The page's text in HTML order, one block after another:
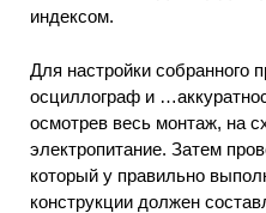
индексом.
Для настройки собранного
осциллограф и
осмотрев весь монтаж, на
электропитание. Затем
который у правильно
конструкции должен